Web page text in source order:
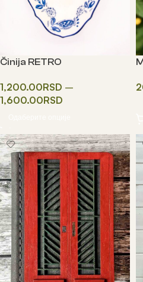
Činija RETRO
1,200.00RSD –
1,600.00RSD